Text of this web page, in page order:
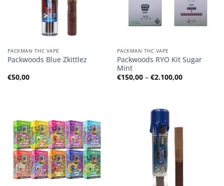
PACKMAN THC VAPE
Packwoods Blue Zkittlez
€50,00
PACKMAN THC VAPE
Packwoods RYO Kit Sugar
Mint
€150,00 – €2.100,00
€150,00